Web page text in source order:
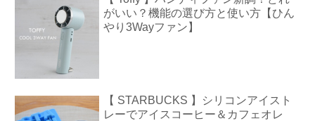
がいい？機能の選び方と使い方【ひん
やり3Wayファン】
【 STARBUCKS 】シリコンアイスト
レーでアイスコーヒー＆カフェオレ